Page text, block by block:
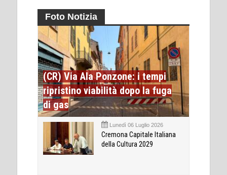
Foto Notizia
(CR) Via Ala Ponzone: i tempi
ripristino viabilità dopo la fuga
di gas
Lunedì 06 Luglio 2026
Cremona Capitale Italiana
della Cultura 2029